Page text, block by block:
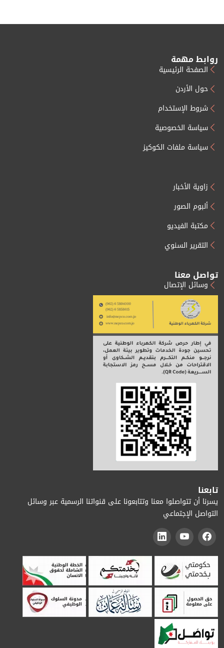
روابط مهمة
الصفحة الرئيسية
حول الأردن
شروط الإستخدام
سياسة الخصوصية
سياسة ملفات الكوكيز
زاوية الأخبار
ألبوم الصور
مكتبة الفيديو
التقرير السنوي
تواصل معنا
وسائل الإتصال
تابعنا
يسرنا أن تتواصلوا معنا وتتابعونا على قنواتنا الرسمية عبر وسائل
التواصل الإجتماعي